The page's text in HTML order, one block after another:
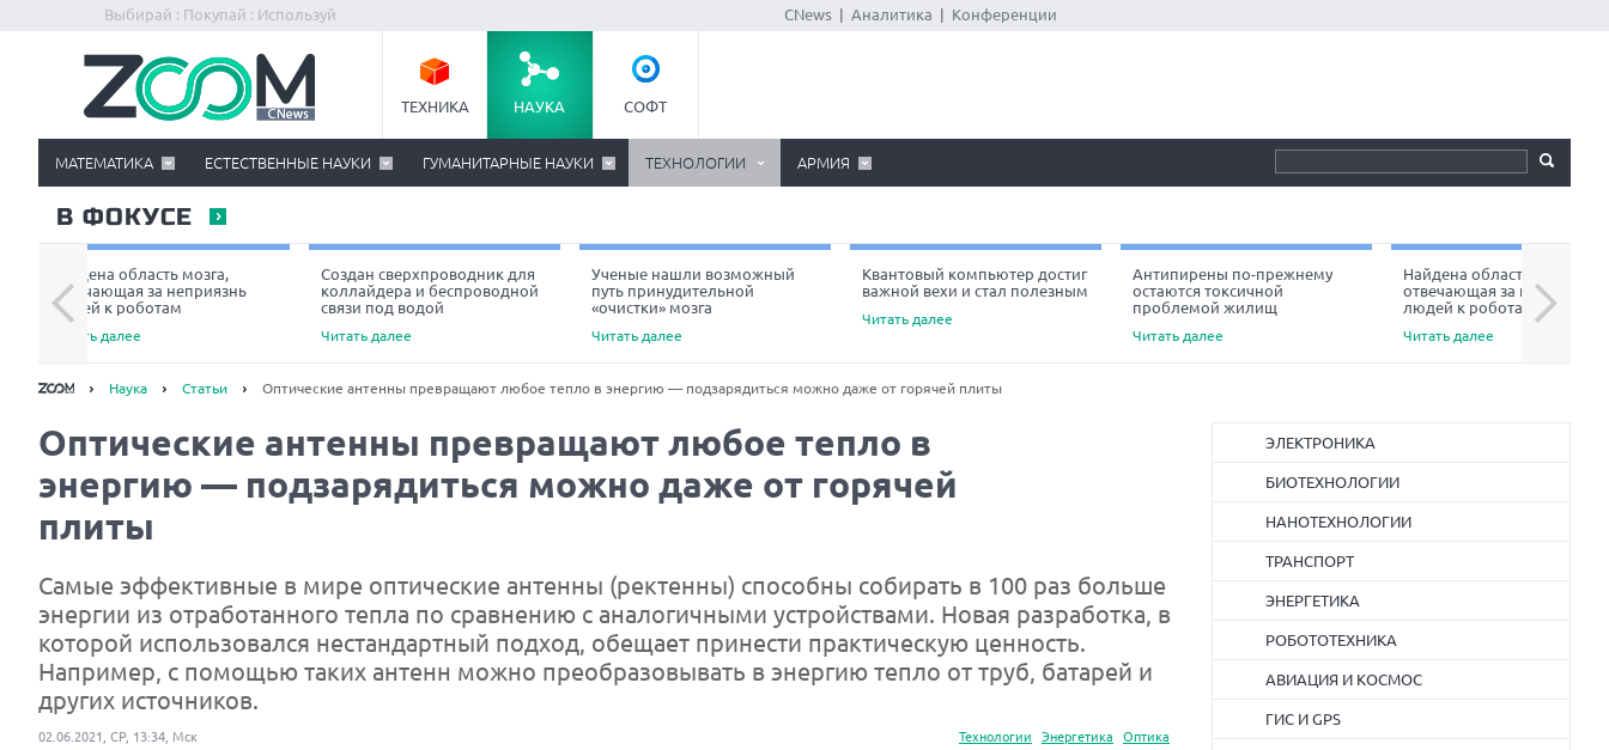
Выбирай : Покупай : Используй CNews Аналитика Конференции
ТЕХНИКА НАУКА СОФТ
МАТЕМАТИКА ЕСТЕСТВЕННЫЕ НАУКИ ГУМАНИТАРНЫЕ НАУКИ ТЕХНОЛОГИИ АРМИЯ
В ФОКУСЕ
Найдена область мозга,
отвечающая за неприязнь
людей к роботам
Читать далее
Создан сверхпроводник для
коллайдера и беспроводной
связи под водой
Читать далее
Ученые нашли возможный
путь принудительной
«очистки» мозга
Читать далее
Квантовый компьютер достиг
важной вехи и стал полезным
Читать далее
Антипирены по-прежнему
остаются токсичной
проблемой жилищ
Читать далее
Найдена область мозга,
отвечающая за неприязнь
людей к роботам
Читать далее
Next
Наука Статьи Оптические антенны превращают любое тепло в энергию — подзарядиться можно даже от горячей плиты
Оптические антенны превращают любое тепло в
энергию — подзарядиться можно даже от горячей
плиты
Самые эффективные в мире оптические антенны (ректенны) способны собирать в 100 раз больше
энергии из отработанного тепла по сравнению с аналогичными устройствами. Новая разработка, в
которой использовался нестандартный подход, обещает принести практическую ценность.
Например, с помощью таких антенн можно преобразовывать в энергию тепло от труб, батарей и
других источников.
Технологии Энергетика Оптика
02.06.2021, СР, 13:34, Мск
ЭЛЕКТРОНИКА
БИОТЕХНОЛОГИИ
НАНОТЕХНОЛОГИИ
ТРАНСПОРТ
ЭНЕРГЕТИКА
РОБОТОТЕХНИКА
АВИАЦИЯ И КОСМОС
ГИС И GPS